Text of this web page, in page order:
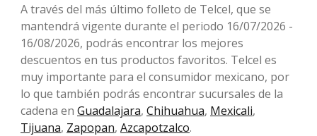
A través del más último folleto de Telcel, que se
mantendrá vigente durante el periodo 16/07/2026 -
16/08/2026, podrás encontrar los mejores
descuentos en tus productos favoritos. Telcel es
muy importante para el consumidor mexicano, por
lo que también podrás encontrar sucursales de la
cadena en Guadalajara, Chihuahua, Mexicali,
Tijuana, Zapopan, Azcapotzalco.